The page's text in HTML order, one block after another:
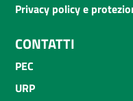
Privacy policy e
CONTATTI
PEC
URP